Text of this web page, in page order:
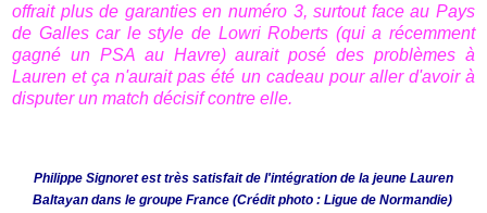
offrait plus de garanties en numéro 3, surtout face au Pays
de Galles car le style de Lowri Roberts (qui a récemment
gagné un PSA au Havre) aurait posé des problèmes à
Lauren et ça n'aurait pas été un cadeau pour aller d'avoir à
disputer un match décisif contre elle.
Philippe Signoret est très satisfait de l'intégration de la jeune Lauren
Baltayan dans le groupe France (Crédit photo : Ligue de Normandie)